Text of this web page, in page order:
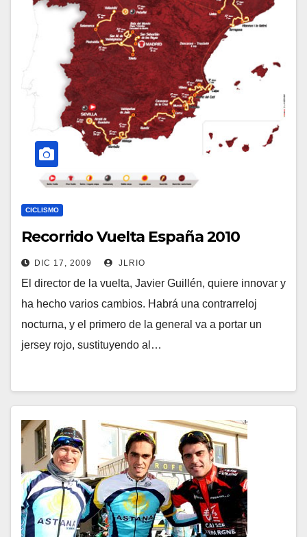
CICLISMO
Recorrido Vuelta España 2010
DIC 17, 2009 JLRIO
El director de la vuelta, Javier Guillén, quiere innovar y
ha hecho varios cambios. Habrá una contrarreloj
nocturna, y el primero de la general va a portar un
jersey rojo, sustituyendo al…